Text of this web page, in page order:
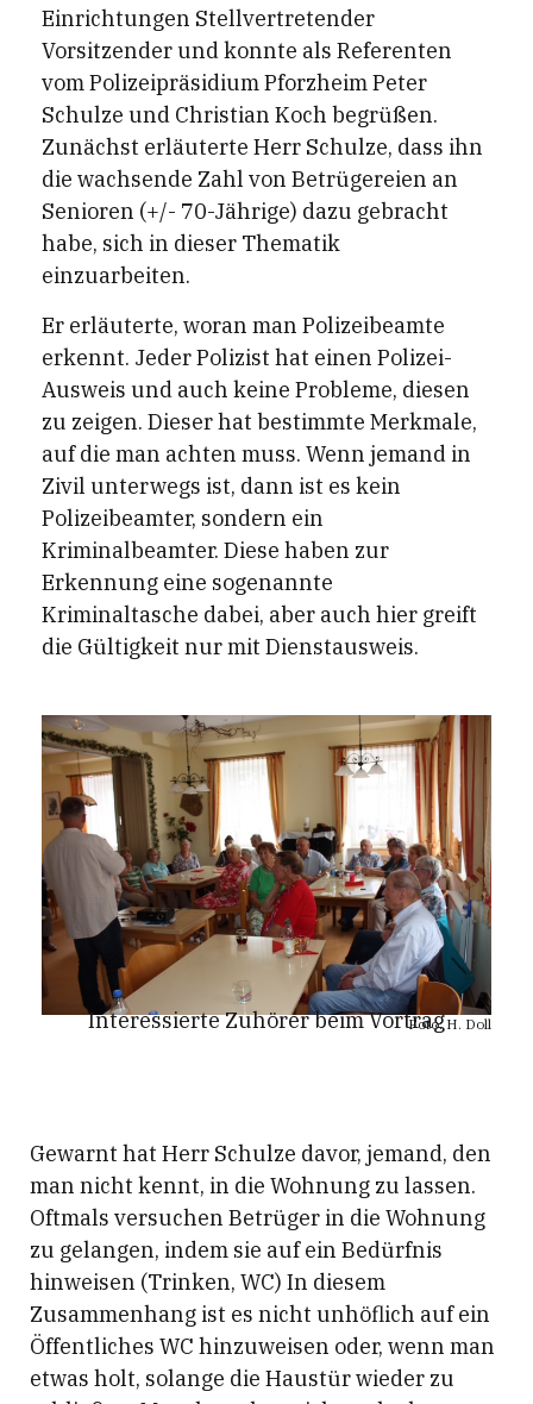
Einrichtungen Stellvertretender
Vorsitzender und konnte als Referenten
vom Polizeipräsidium Pforzheim Peter
Schulze und Christian Koch begrüßen.
Zunächst erläuterte Herr Schulze, dass ihn
die wachsende Zahl von Betrügereien an
Senioren (+/- 70-Jährige) dazu gebracht
habe, sich in dieser Thematik
einzuarbeiten.
Er erläuterte, woran man Polizeibeamte
erkennt. Jeder Polizist hat einen Polizei-
Ausweis und auch keine Probleme, diesen
zu zeigen. Dieser hat bestimmte Merkmale,
auf die man achten muss. Wenn jemand in
Zivil unterwegs ist, dann ist es kein
Polizeibeamter, sondern ein
Kriminalbeamter. Diese haben zur
Erkennung eine sogenannte
Kriminaltasche dabei, aber auch hier greift
die Gültigkeit nur mit Dienstausweis.
Foto: H. Doll
Interessierte Zuhörer beim Vortrag
Gewarnt hat Herr Schulze davor, jemand, den
man nicht kennt, in die Wohnung zu lassen.
Oftmals versuchen Betrüger in die Wohnung
zu gelangen, indem sie auf ein Bedürfnis
hinweisen (Trinken, WC) In diesem
Zusammenhang ist es nicht unhöflich auf ein
Öffentliches WC hinzuweisen oder, wenn man
etwas holt, solange die Haustür wieder zu